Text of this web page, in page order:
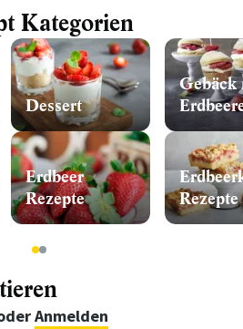
Kategorien
Dessert
Erdbeer
Rezepte
Gebäck
Rezepte
12
Anmelden